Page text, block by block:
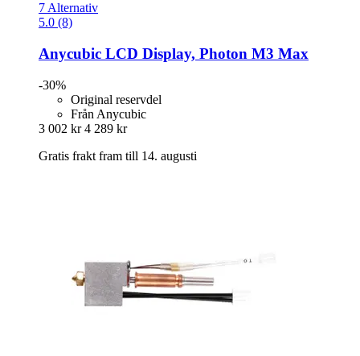
7 Alternativ
5.0 (8)
Anycubic LCD Display, Photon M3 Max
-30%
Original reservdel
Från Anycubic
3 002 kr 4 289 kr
Gratis frakt fram till 14. augusti